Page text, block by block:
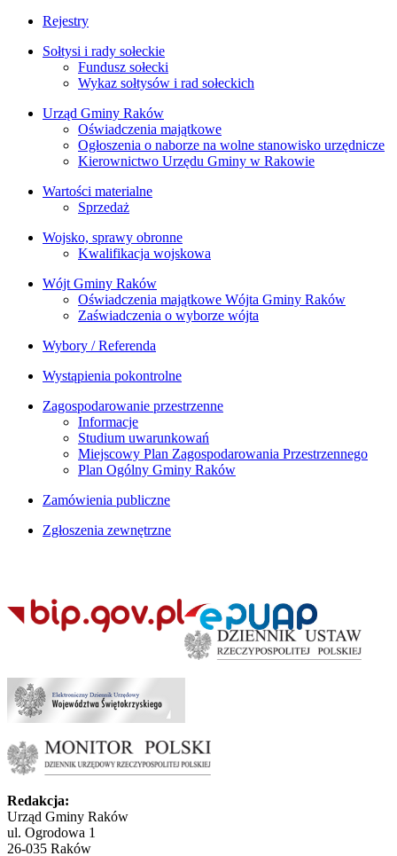
Rejestry
Sołtysi i rady sołeckie
Fundusz sołecki
Wykaz sołtysów i rad sołeckich
Urząd Gminy Raków
Oświadczenia majątkowe
Ogłoszenia o naborze na wolne stanowisko urzędnicze
Kierownictwo Urzędu Gminy w Rakowie
Wartości materialne
Sprzedaż
Wojsko, sprawy obronne
Kwalifikacja wojskowa
Wójt Gminy Raków
Oświadczenia majątkowe Wójta Gminy Raków
Zaświadczenia o wyborze wójta
Wybory / Referenda
Wystąpienia pokontrolne
Zagospodarowanie przestrzenne
Informacje
Studium uwarunkowań
Miejscowy Plan Zagospodarowania Przestrzennego
Plan Ogólny Gminy Raków
Zamówienia publiczne
Zgłoszenia zewnętrzne
Redakcja:
Urząd Gminy Raków
ul. Ogrodowa 1
26-035 Raków